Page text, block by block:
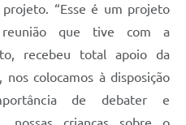
“Esse é um projeto
que tive com a
recebeu total apoio da
colocamos à disposição
de debater e